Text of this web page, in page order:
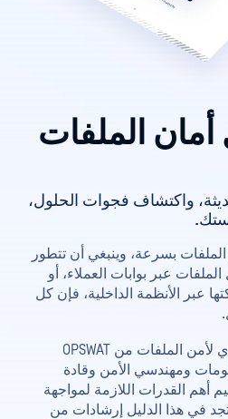
أمان الملفات
واكتشاف فجوات الحلول،
بسرعة، وينبغي أن تتطور
عبر بوابات العملاء، أو
عبر الأنظمة الداخلية، فإن كل
OPSWAT تصميم دليل المشتري لأمن الملفات من OPSWAT
ومهندسي الأمن وقادة
أهم القدرات اللازمة لمواجهة
في هذا الدليل إرشادات من